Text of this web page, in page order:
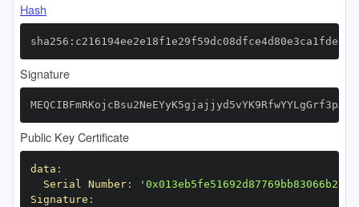
Hash
Signature
Public Key Certificate
data :
Serial Number:
Signature :